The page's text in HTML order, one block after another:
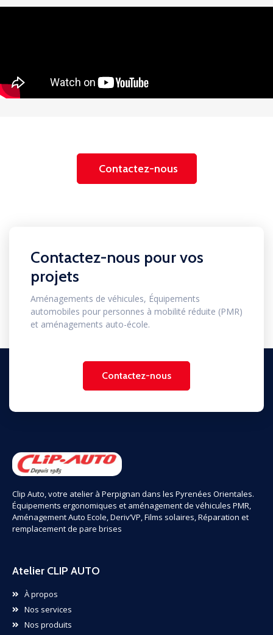
Contactez-nous
Contactez-nous pour vos
projets
Aménagements de véhicules, Équipements
automobiles pour personnes à mobilité réduite (PMR)
et aménagements auto-école.
Contactez-nous
Clip Auto, votre atelier à Perpignan dans les Pyrenées Orientales.
Équipements ergonomiques et aménagement de véhicules PMR,
Aménagement Auto Ecole, Deriv’VP, Films solaires, Réparation et
remplacement de pare brises
Atelier CLIP AUTO
À propos
Nos services
Nos produits